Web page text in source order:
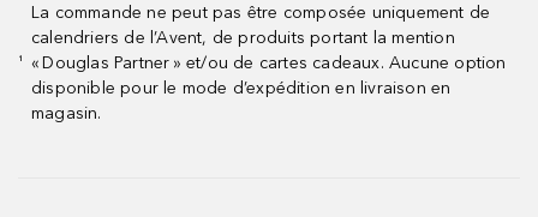
¹
La commande ne peut pas être composée uniquement de
calendriers de l’Avent, de produits portant la mention
« Douglas Partner » et/ou de cartes cadeaux. Aucune option
disponible pour le mode d’expédition en livraison en
magasin.